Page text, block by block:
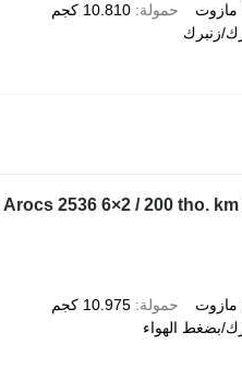
مازوت حمولة 10.810 كجم
زنبرك
2536 6×2 / 200 tho.
مازوت حمولة 10.975 كجم
بضغط الهواء